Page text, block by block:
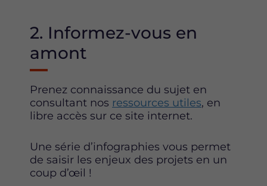
2. Informez-vous en
amont
Prenez connaissance du sujet en
consultant nos ressources utiles, en
libre accès sur ce site internet.
Une série d’infographies vous permet
de saisir les enjeux des projets en un
coup d’œil !